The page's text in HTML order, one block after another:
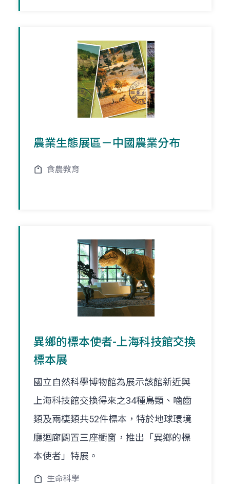
農業生態展區－中國農業分布
食農教育
異鄉的標本使者-上海科技館交換
標本展
國立自然科學博物館為展示該館新近與
上海科技館交換得來之34種鳥類、嚙齒
類及兩棲類共52件標本，特於地球環境
廳迴廊闢置三座櫥窗，推出「異鄉的標
本使者」特展。
生命科學